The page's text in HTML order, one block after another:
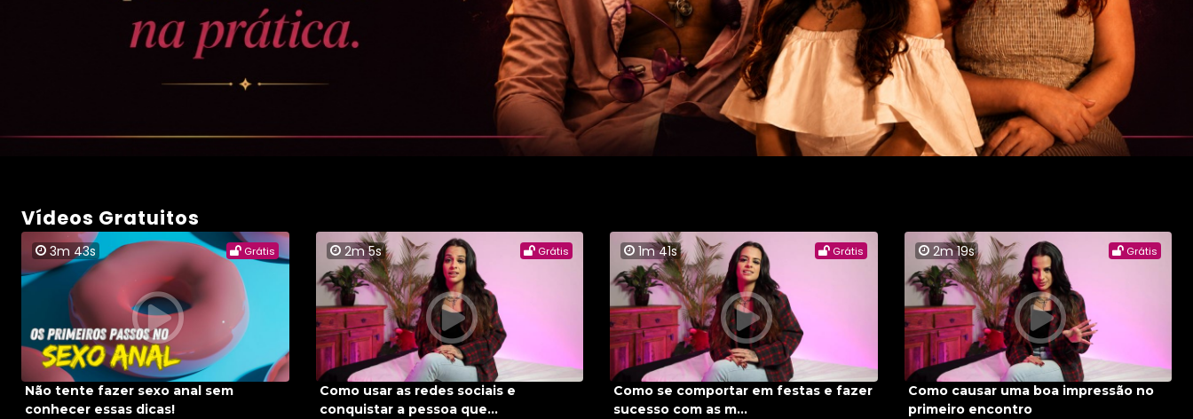
Vídeos Gratuitos
3m 43s Grátis
Não tente fazer sexo anal sem
conhecer essas dicas!
2m 5s Grátis
Como usar as redes sociais e
conquistar a pessoa que...
1m 41s Grátis
Como se comportar em festas e fazer
sucesso com as m...
2m 19s Grátis
Como causar uma boa impressão no
primeiro encontro